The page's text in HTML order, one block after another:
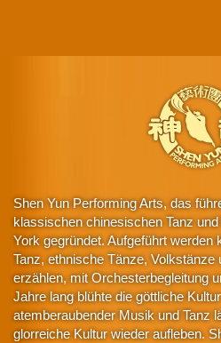
Shen Yun Performing Arts, das
klassischen chinesischen Tanz
York gegründet. Aufgeführt
Tanz, ethnische Tänze,
erzählen, mit Orchesterbegleitung
Jahre lang blühte die göttliche
atemberaubender Musik und Tanz
glorreiche Kultur wieder aufleben.